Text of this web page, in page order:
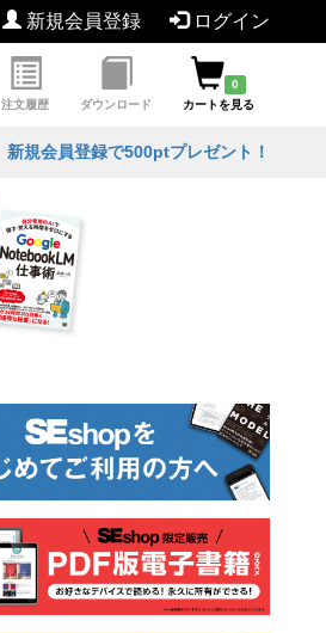
新規会員登録 ログイン
注文履歴 ダウンロード
0
カートを見る
新規会員登録で500ptプレゼント！